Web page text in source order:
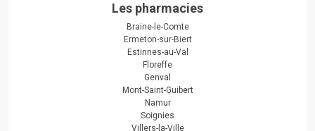
Les pharmacies
Braine-le-Comte
Ermeton-sur-Biert
Estinnes-au-Val
Floreffe
Genval
Mont-Saint-Guibert
Namur
Soignies
Villers-la-Ville